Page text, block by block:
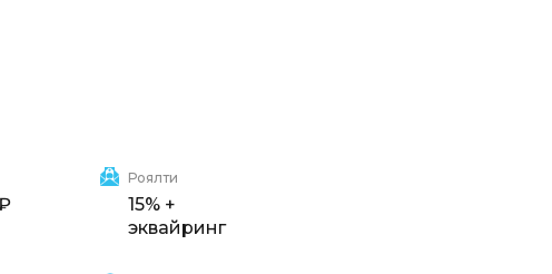
Роялти
15% +
эквайринг